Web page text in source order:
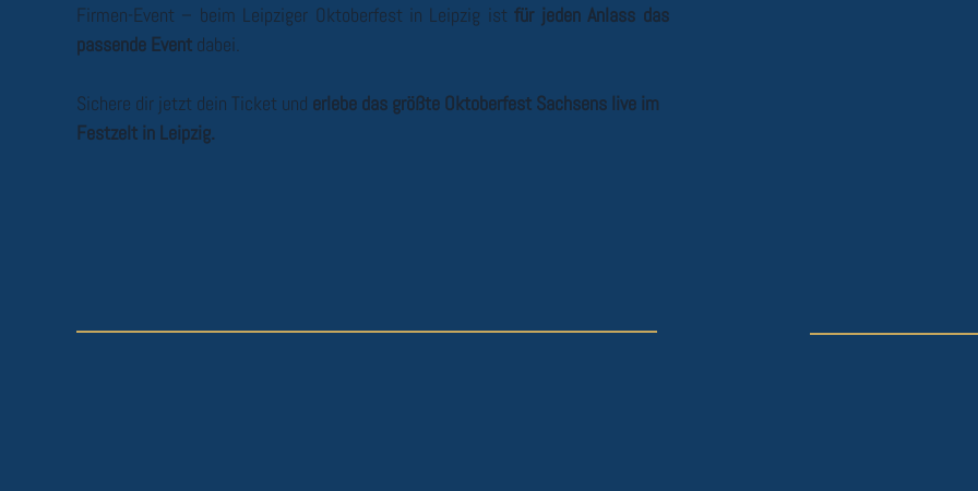
Firmen-Event – beim Leipziger Oktoberfest in Leipzig ist für jeden Anlass das
passende Eventdabei.
Sichere dir jetzt dein Ticket und erlebe das größte Oktoberfest Sachsens live im
Festzelt in Leipzig.